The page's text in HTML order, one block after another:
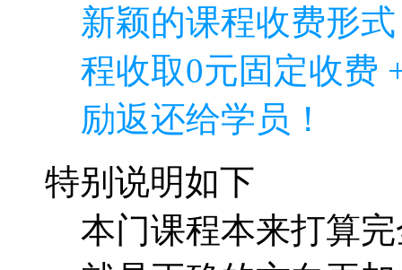
课程学费
新颖的课程收费形
程收取0元固定收费